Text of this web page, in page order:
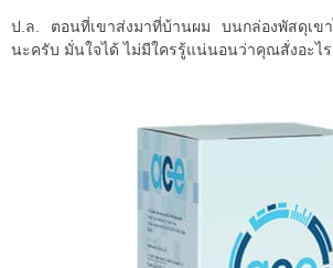
ป.ล. ตอนที่เขาส่งมาที่บ้านผม บนกล่องพัสดุเขา
นะครับ มั่นใจได้ ไม่มีใครรู้แน่นอนว่าคุณสั่งอะไร